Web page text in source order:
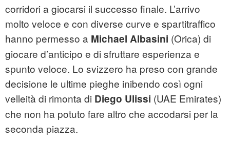
corridori a giocarsi il successo finale. L’arrivo
molto veloce e con diverse curve e spartitraffico
hanno permesso a Michael Albasini (Orica) di
giocare d’anticipo e di sfruttare esperienza e
spunto veloce. Lo svizzero ha preso con grande
decisione le ultime pieghe inibendo così ogni
velleità di rimonta di Diego Ulissi (UAE Emirates)
che non ha potuto fare altro che accodarsi per la
seconda piazza.